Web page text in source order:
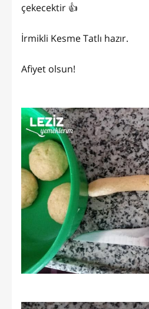
çekecektir 👍
İrmikli Kesme Tatlı hazır.
Afiyet olsun!